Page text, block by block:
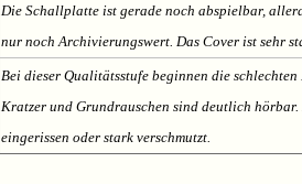
Die Schallplatte ist gerade noch abspielbar,
nur noch Archivierungswert. Das Cover ist sehr
Bei dieser Qualitätsstufe beginnen die
Kratzer und Grundrauschen sind deutlich
eingerissen oder stark verschmutzt.